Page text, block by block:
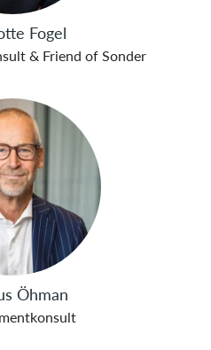
Fogel
& Friend of Sonder
Öhman